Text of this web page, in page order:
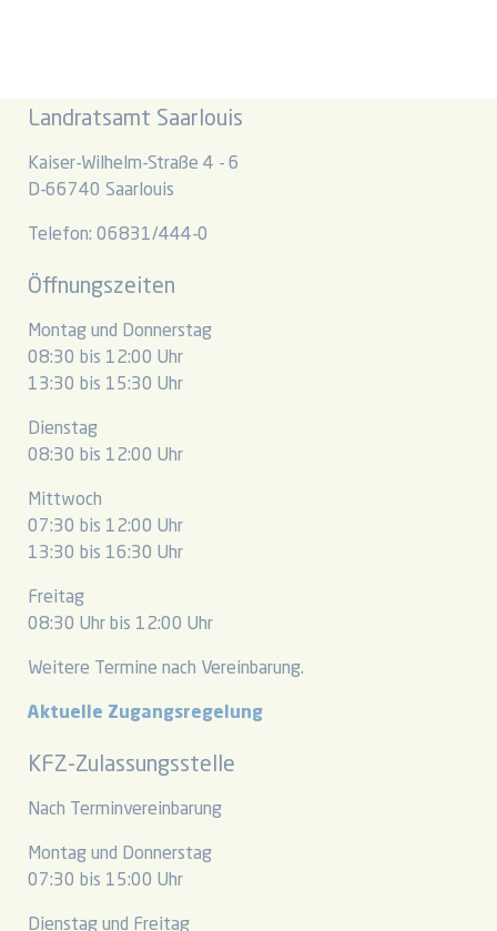
Landratsamt Saarlouis
Kaiser-Wilhelm-Straße 4 - 6
D-66740 Saarlouis
Telefon: 06831/444-0
Öffnungszeiten
Montag und Donnerstag
08:30 bis 12:00 Uhr
13:30 bis 15:30 Uhr
Dienstag
08:30 bis 12:00 Uhr
Mittwoch
07:30 bis 12:00 Uhr
13:30 bis 16:30 Uhr
Freitag
08:30 Uhr bis 12:00 Uhr
Weitere Termine nach Vereinbarung.
Aktuelle Zugangsregelung
KFZ-Zulassungsstelle
Nach Terminvereinbarung
Montag und Donnerstag
07:30 bis 15:00 Uhr
Dienstag und Freitag